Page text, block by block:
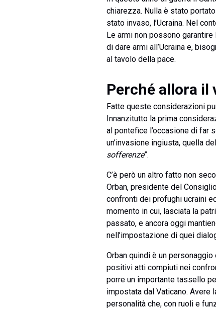
chiarezza. Nulla è stato
stato invaso, l’Ucraina. Nel
Le armi non possono
di dare armi all’Ucraina e,
al tavolo della pace.
Perché allora il
Fatte queste considerazioni
Innanzitutto la prima
al pontefice l’occasione di far
un’invasione ingiusta, quella
sofferenze”.
C’è però un altro fatto non
Orban, presidente del
confronti dei profughi ucraini
momento in cui, lasciata la
passato, e ancora oggi
nell’impostazione di quei
Orban quindi è un
positivi atti compiuti nei
porre un importante tassello
impostata dal Vaticano.
personalità che, con ruoli e